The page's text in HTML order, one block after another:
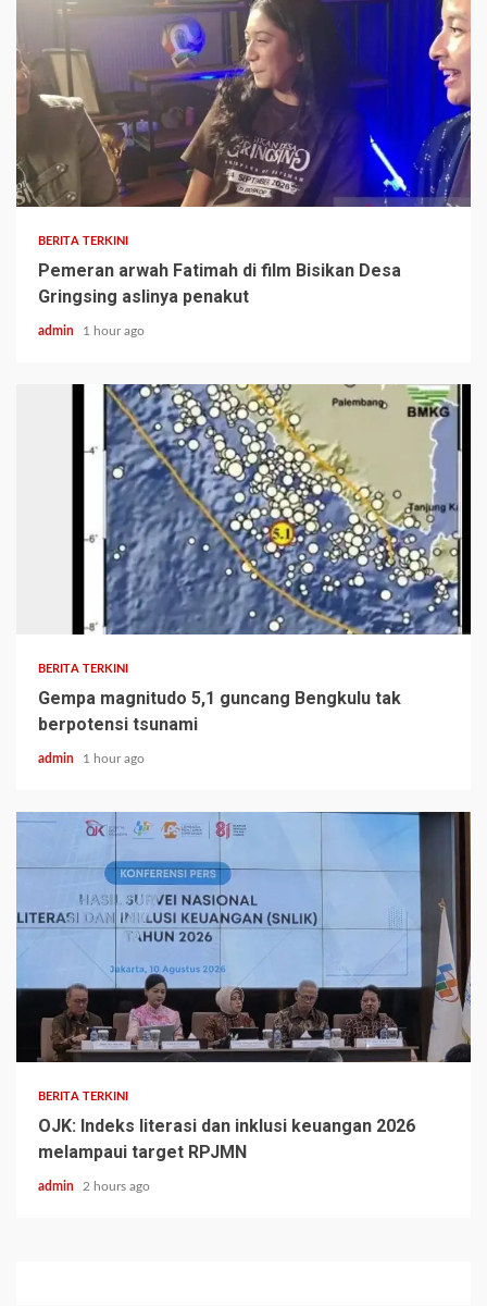
BERITA TERKINI
Pemeran arwah Fatimah di film Bisikan Desa
Gringsing aslinya penakut
admin 1 hour ago
BERITA TERKINI
Gempa magnitudo 5,1 guncang Bengkulu tak
berpotensi tsunami
admin 1 hour ago
BERITA TERKINI
OJK: Indeks literasi dan inklusi keuangan 2026
melampaui target RPJMN
admin 2 hours ago